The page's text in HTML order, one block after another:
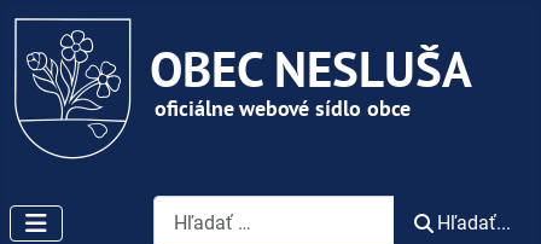
Vyhľadávanie
Hľadať...